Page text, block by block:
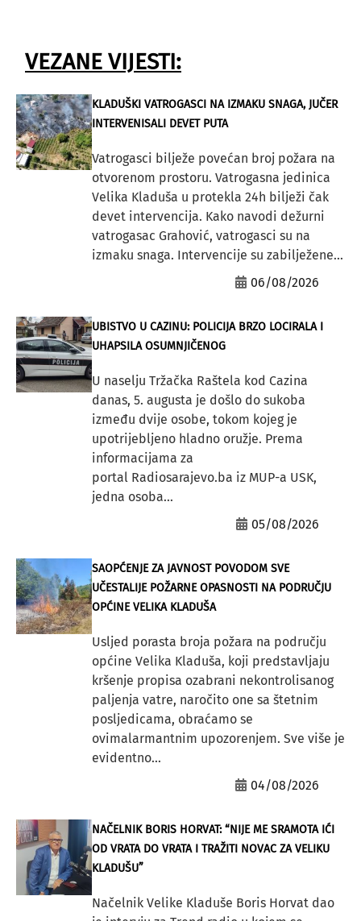
VEZANE VIJESTI:
KLADUŠKI VATROGASCI NA IZMAKU SNAGA, JUČER
INTERVENISALI DEVET PUTA
Vatrogasci bilježe povećan broj požara na
otvorenom prostoru. Vatrogasna jedinica
Velika Kladuša u protekla 24h bilježi čak
devet intervencija. Kako navodi dežurni
vatrogasac Grahović, vatrogasci su na
izmaku snaga. Intervencije su zabilježene...
06/08/2026
UBISTVO U CAZINU: POLICIJA BRZO LOCIRALA I
UHAPSILA OSUMNJIČENOG
U naselju Tržačka Raštela kod Cazina
danas, 5. augusta je došlo do sukoba
između dvije osobe, tokom kojeg je
upotrijebljeno hladno oružje. Prema
informacijama za
portal Radiosarajevo.ba iz MUP-a USK,
jedna osoba...
05/08/2026
SAOPĆENJE ZA JAVNOST POVODOM SVE
UČESTALIJE POŽARNE OPASNOSTI NA PODRUČJU
OPĆINE VELIKA KLADUŠA
Usljed porasta broja požara na području
općine Velika Kladuša, koji predstavljaju
kršenje propisa ozabrani nekontrolisanog
paljenja vatre, naročito one sa štetnim
posljedicama, obraćamo se
ovimalarmantnim upozorenjem. Sve više je
evidentno...
04/08/2026
NAČELNIK BORIS HORVAT: “NIJE ME SRAMOTA IĆI
OD VRATA DO VRATA I TRAŽITI NOVAC ZA VELIKU
KLADUŠU”
Načelnik Velike Kladuše Boris Horvat dao